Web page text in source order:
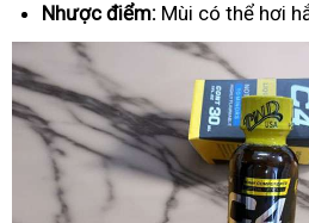
Nhược điểm: Mùi có thể hơi